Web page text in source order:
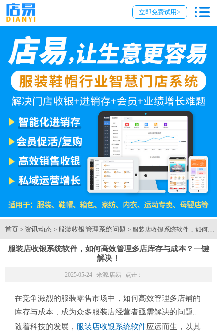
立即免费试用>
首页 > 资讯动态 > 服装收银管理系统问题 > 服装店收银系统软件，如何
服装店收银系统软件，如何高效管理多店库存与成本？一键
解决！
2025-05-24 来源:店易 点击：
在竞争激烈的服装零售市场中，如何高效管理多店铺的
库存与成本，成为众多服装店经营者亟需解决的问题。
随着科技的发展， 服装店收银系统软件应运而生，以其